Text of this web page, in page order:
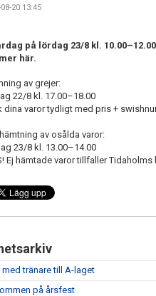
20 13:45
på lördag 23/8 kl.
här.
av grejer:
22/8 kl. 17.00–18.00
dina varor tydligt med pris +
av osålda varor:
23/8 kl. 13.00–14.00
Ej hämtade varor tillfaller
med tränare till A-laget
på årsfest